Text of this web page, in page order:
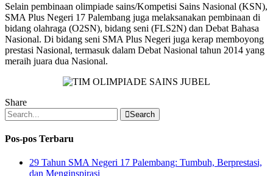
Selain pembinaan olimpiade sains/Kompetisi Sains Nasional (KSN),
SMA Plus Negeri 17 Palembang juga melaksanakan pembinaan di
bidang olahraga (O2SN), bidang seni (FLS2N) dan Debat Bahasa
Nasional. Di bidang seni SMA Plus Negeri juga kerap memboyong
prestasi Nasional, termasuk dalam Debat Nasional tahun 2014 yang
meraih juara dua Nasional.
Share
Search
Pos-pos Terbaru
29 Tahun SMA Negeri 17 Palembang: Tumbuh, Berprestasi,
dan Menginspirasi